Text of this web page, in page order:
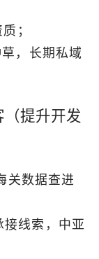
；
，长期私域
（提升开发
关数据查进
线索，中亚